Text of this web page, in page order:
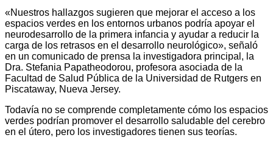
«Nuestros hallazgos sugieren que mejorar el acceso a los
espacios verdes en los entornos urbanos podría apoyar el
neurodesarrollo de la primera infancia y ayudar a reducir la
carga de los retrasos en el desarrollo neurológico», señaló
en un comunicado de prensa la investigadora principal, la
Dra. Stefania Papatheodorou, profesora asociada de la
Facultad de Salud Pública de la Universidad de Rutgers en
Piscataway, Nueva Jersey.
Todavía no se comprende completamente cómo los espacios
verdes podrían promover el desarrollo saludable del cerebro
en el útero, pero los investigadores tienen sus teorías.